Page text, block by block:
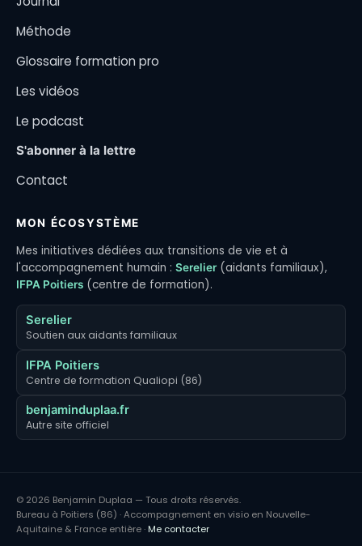
Méthode
Glossaire formation pro
Les vidéos
Le podcast
S'abonner à la lettre
Contact
MON ÉCOSYSTÈME
Mes initiatives dédiées aux transitions de vie et à
l'accompagnement humain : Serelier (aidants familiaux),
IFPA Poitiers (centre de formation).
Serelier
Soutien aux aidants familiaux
IFPA Poitiers
Centre de formation Qualiopi (86)
benjaminduplaa.fr
Autre site officiel
© 2026 Benjamin Duplaa — Tous droits réservés.
Bureau à Poitiers (86) · Accompagnement en visio en Nouvelle-
Aquitaine & France entière ·Me contacter